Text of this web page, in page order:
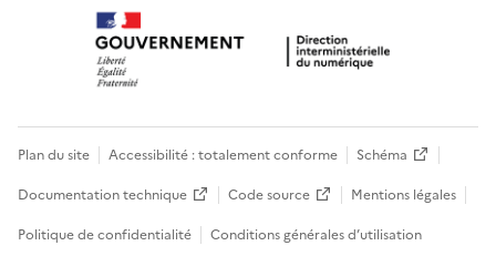
Plan du site Accessibilité : totalement conforme
Schéma
Documentation technique
Code source
Mentions légales
Politique de confidentialité
Conditions générales d’utilisation